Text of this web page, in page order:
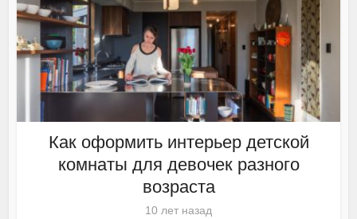
Как оформить интерьер детской
комнаты для девочек разного
возраста
10 лет назад